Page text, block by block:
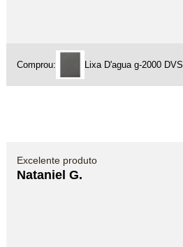
Comprou: Lixa D'agua g-2000 DVS
Excelente produto
Nataniel G.